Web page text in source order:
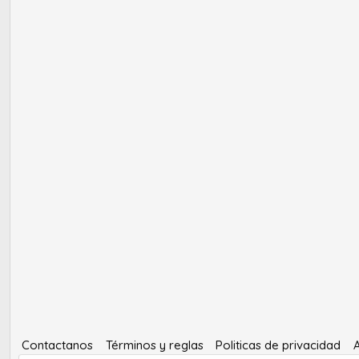
Contactanos Términos y reglas Politicas de privacidad